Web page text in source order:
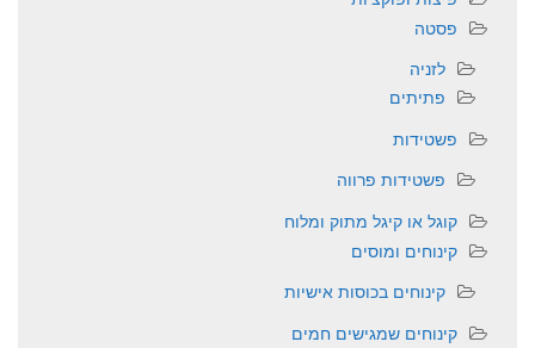
פסטה
לזניה
פתיתים
פשטידות
פשטידות פרווה
קוגל או קיגל מתוק ומלוח
קינוחים ומוסים
קינוחים בכוסות אישיות
קינוחים שמגישים חמים